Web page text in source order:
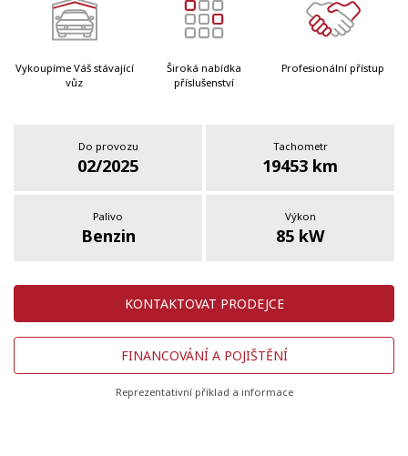
Vykoupíme Váš stávající
vůz
Široká nabídka
příslušenství
Profesionální přístup
Do provozu
02/2025
Tachometr
19453 km
Palivo
Benzin
Výkon
85 kW
KONTAKTOVAT PRODEJCE
FINANCOVÁNÍ A POJIŠTĚNÍ
Reprezentativní příklad a informace